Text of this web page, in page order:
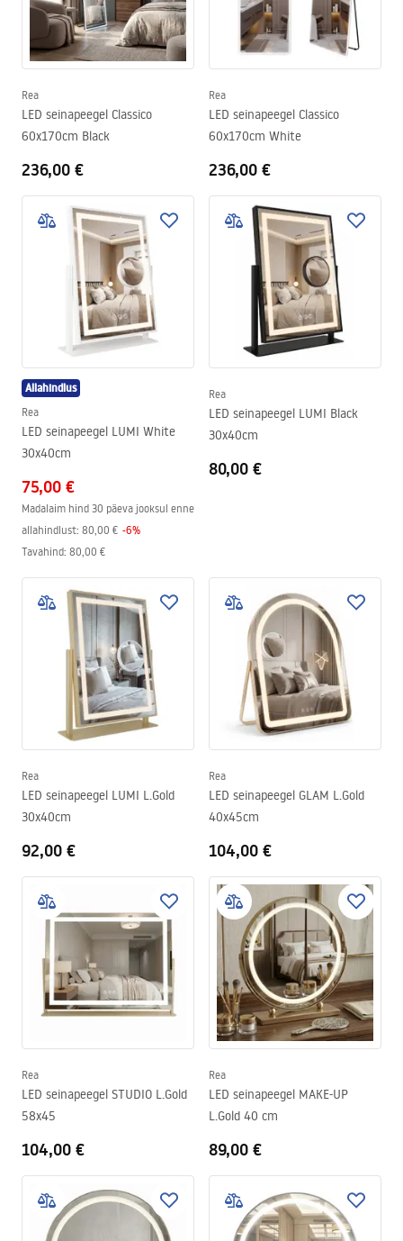
Rea
LED seinapeegel Classico
60x170cm Black
236,00 €
Rea
LED seinapeegel Classico
60x170cm White
236,00 €
Allahindlus
Rea
LED seinapeegel LUMI White
30x40cm
75,00 €
Madalaim hind 30 päeva jooksul enne
allahindlust: 80,00 € -6%
Tavahind: 80,00 €
Rea
LED seinapeegel LUMI Black
30x40cm
80,00 €
Rea
LED seinapeegel LUMI L.Gold
30x40cm
92,00 €
Rea
LED seinapeegel GLAM L.Gold
40x45cm
104,00 €
Rea
LED seinapeegel STUDIO L.Gold
58x45
104,00 €
Rea
LED seinapeegel MAKE-UP
L.Gold 40 cm
89,00 €